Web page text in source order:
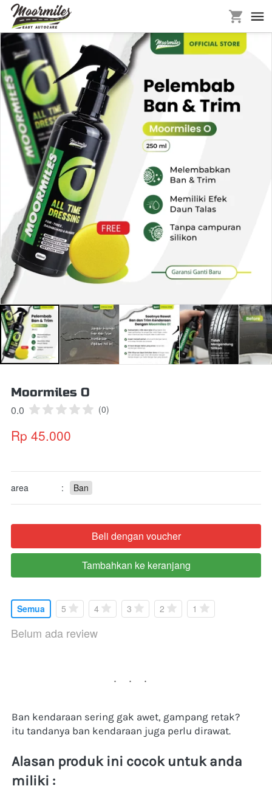
Moormiles O
0.0 (0)
Rp 45.000
area : Ban
`Beli dengan voucher
`
Tambahkan ke keranjang
Semua 5 4 3 2 1
Belum ada review
...
Ban kendaraan sering gak awet, gampang retak?
itu tandanya ban kendaraan juga perlu dirawat.
Alasan produk ini cocok untuk anda
miliki :